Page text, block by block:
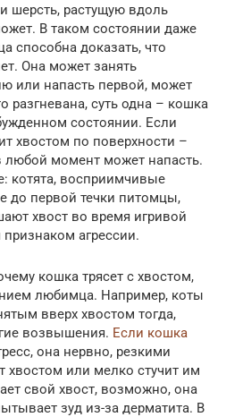
шерсть, растущую вдоль
В таком состоянии даже
способна доказать, что
Она может занять
или напасть первой, может
разгневана, суть одна – кошка
состоянии. Если
хвостом по поверхности –
любой момент может напасть.
котята, восприимчивые
до первой течки питомцы,
хвост во время игривой
признаком агрессии.
кошка трясет с хвостом,
любимца. Например, коты
вверх хвостом тогда,
возвышения. Если кошка
она нервно, резкими
или мелко стучит им
свой хвост, возможно, она
зуд из-за дерматита. В